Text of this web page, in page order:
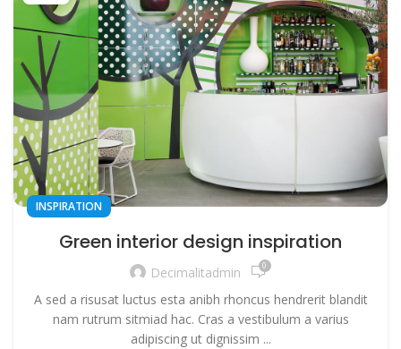
INSPIRATION
Green interior design inspiration
Decimalitadmin 0
A sed a risusat luctus esta anibh rhoncus hendrerit blandit
nam rutrum sitmiad hac. Cras a vestibulum a varius
adipiscing ut dignissim ...